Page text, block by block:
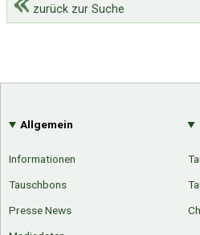
zurück zur Suche
Allgemein
Informationen
Tauschbons
Presse News